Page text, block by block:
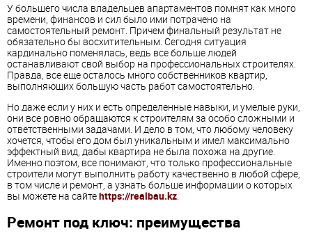
У большего числа владельцев апартаментов помнят как много
времени, финансов и сил было ими потрачено на
самостоятельный ремонт. Причем финальный результат не
обязательно бы восхитительным. Сегодня ситуация
кардинально поменялась, ведь все больше людей
останавливают свой выбор на профессиональных строителях.
Правда, все еще осталось много собственников квартир,
выполняющих большую часть работ самостоятельно.
Но даже если у них и есть определенные навыки, и умелые руки,
они все ровно обращаются к строителям за особо сложными и
ответственными задачами. И дело в том, что любому человеку
хочется, чтобы его дом был уникальным и имел максимально
эффектный вид, дабы квартира не была похожа на другие.
Именно поэтом, все понимают, что только профессиональные
строители могут выполнить работу качественно в любой сфере,
в том числе и ремонт, а узнать больше информации о которых
вы можете на сайтеhttps://realbau.kz.
Ремонт под ключ: преимущества